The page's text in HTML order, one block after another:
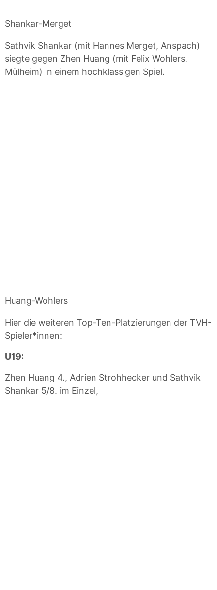
Shankar-Merget
Sathvik Shankar (mit Hannes Merget, Anspach)
siegte gegen Zhen Huang (mit Felix Wohlers,
Mülheim) in einem hochklassigen Spiel.
Huang-Wohlers
Hier die weiteren Top-Ten-Platzierungen der TVH-
Spieler*innen:
U19:
Zhen Huang 4., Adrien Strohhecker und Sathvik
Shankar 5/8. im Einzel,